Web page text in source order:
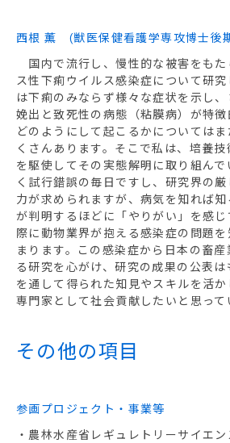
西根 薫 (獣医保健看護学専攻博士後
国内で流行し、慢性的な被害をもた
ス性下痢ウイルス感染症について研
は下痢のみならず様々な症状を示し
娩出と致死性の病態（粘膜病）が特
どのようにして起こるかについては
くさんあります。そこで私は、培養
を駆使してその実態解明に取り組んで
く試行錯誤の毎日ですし、研究界の
力が求められますが、病気を知れば
が判明するほどに「やりがい」を感
際に動物業界が抱える感染症の問題
まります。この感染症から日本の畜
る研究を心がけ、研究の成果の公表
を通して得られた知見やスキルを活
専門家として社会貢献したいと思って
その他の項目
参画プロジェクト・事業等
・農林水産省レギュレトリーサイエ